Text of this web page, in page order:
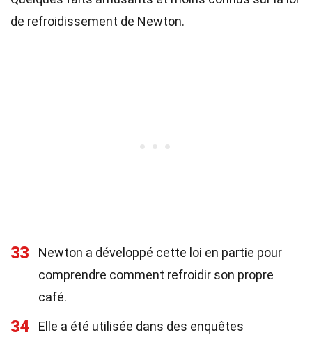
de refroidissement de Newton.
33
Newton a développé cette loi en partie pour
comprendre comment refroidir son propre
café.
34
Elle a été utilisée dans des enquêtes